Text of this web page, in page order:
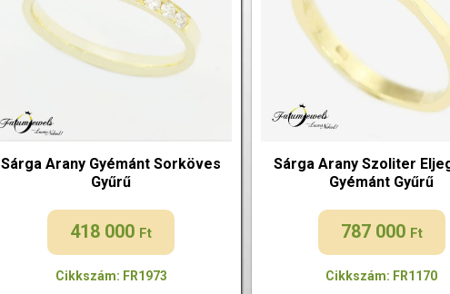
Sárga Arany Gyémánt Sorköves
Gyűrű
418 000 Ft
Cikkszám: FR1973
Sárga Arany Szoliter
Gyémánt Gyűrű
787 000 Ft
Cikkszám: FR1170